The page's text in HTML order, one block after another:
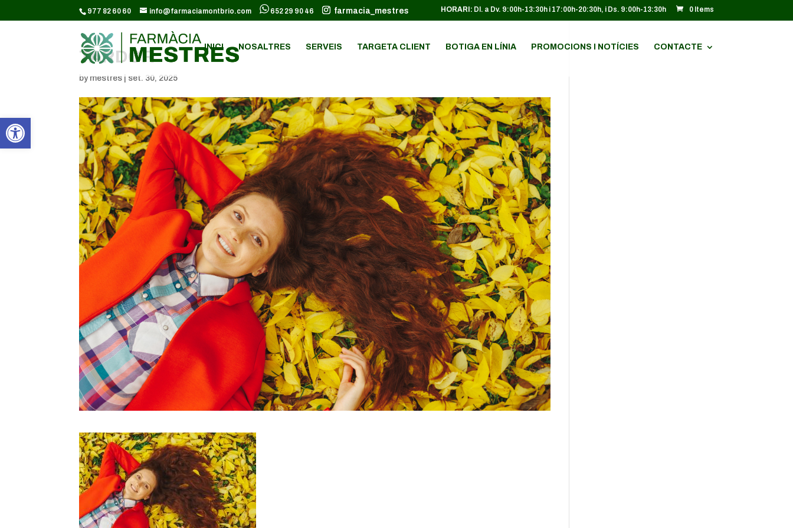
Obre la barra d'eines
CODI GOOGLE ANALYTICS:
977 82 60 60 info@farmaciamontbrio.com 652 29 90 46 farmacia_mestres HORARI: Dl. a Dv. 9:00h-13:30h i 17:00h-20:30h, i Ds. 9:00h-13:30h 0 Items
INICI NOSALTRES SERVEIS TARGETA CLIENT BOTIGA EN LÍNIA PROMOCIONS I NOTÍCIES CONTACTE
TARDOR
by mestres | set. 30, 2025